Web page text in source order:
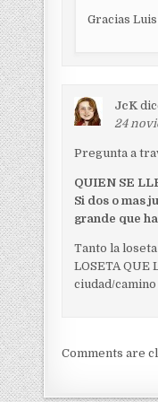
Gracias
JcK
24
Pregunta a
QUIEN SE
Si dos o mas
grande que
Tanto la
LOSETA QUE
ciudad/
Comments are